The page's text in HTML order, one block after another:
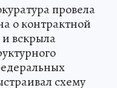
провела
о контрактной
и вскрыла
схему